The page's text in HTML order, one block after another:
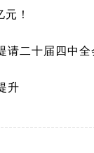
！
请二十届四中
升